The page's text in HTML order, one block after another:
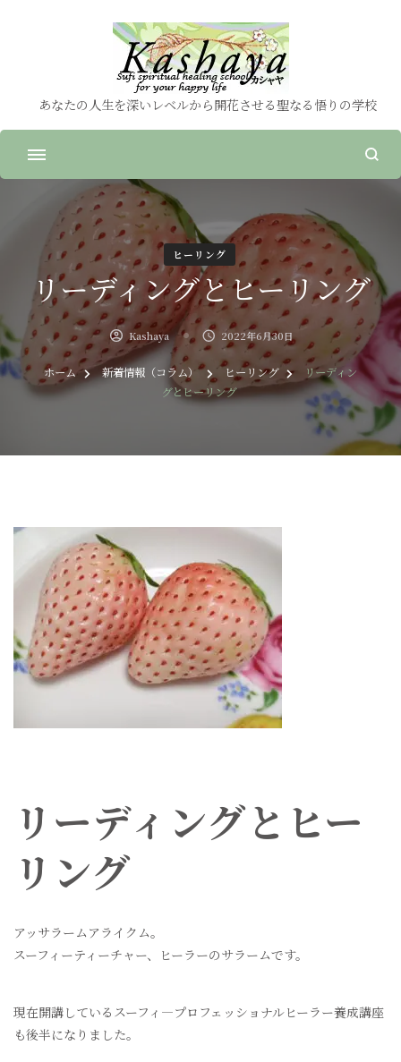
あなたの人生を深いレベルから開花させる聖なる悟りの学校
ヒーリング
リーディングとヒーリング
Kashaya 2022年6月30日
ホーム 新着情報（コラム） ヒーリング
リーディン
グとヒーリング
リーディングとヒー
リング
アッサラームアライクム。
スーフィーティーチャー、ヒーラーのサラームです。
現在開講しているスーフィ―プロフェッショナルヒーラー養成講座
も後半になりました。